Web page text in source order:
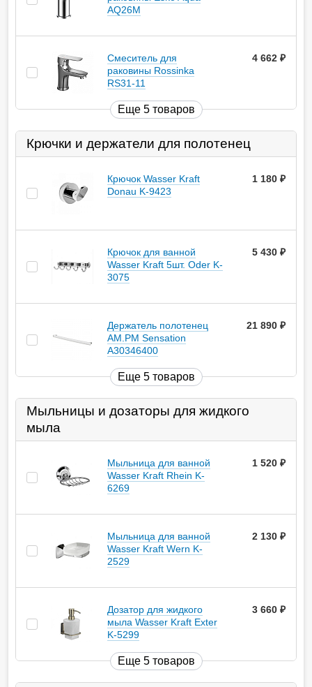
AQ26M
Смеситель для
раковины Rossinka
RS31-11
4 662
Еще 5 товаров
Крючки и держатели для полотенец
Крючок Wasser Kraft
Donau K-9423
1 180
Крючок для ванной
Wasser Kraft 5шт. Oder K-
3075
5 430
Держатель полотенец
AM.PM Sensation
A30346400
21 890
Еще 5 товаров
Мыльницы и дозаторы для жидкого
мыла
Мыльница для ванной
Wasser Kraft Rhein K-
6269
1 520
Мыльница для ванной
Wasser Kraft Wern K-
2529
2 130
Дозатор для жидкого
мыла Wasser Kraft Exter
K-5299
3 660
Еще 5 товаров